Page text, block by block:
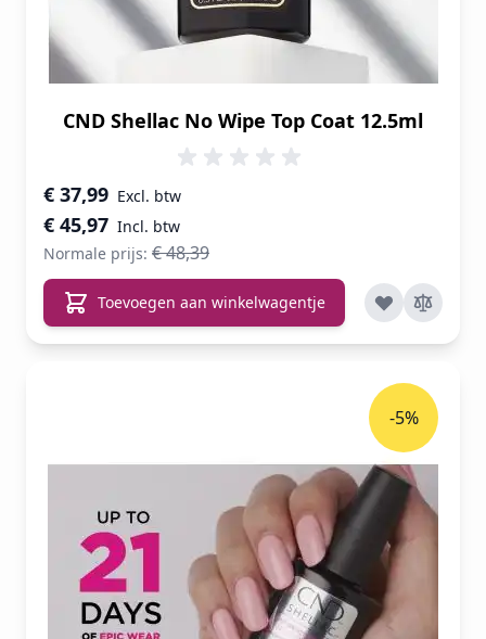
CND Shellac No Wipe Top Coat 12.5ml
Speciale prijs
€ 45,97
€ 37,99
Normale prijs: € 48,39
Toevoegen aan winkelwagentje
-5%